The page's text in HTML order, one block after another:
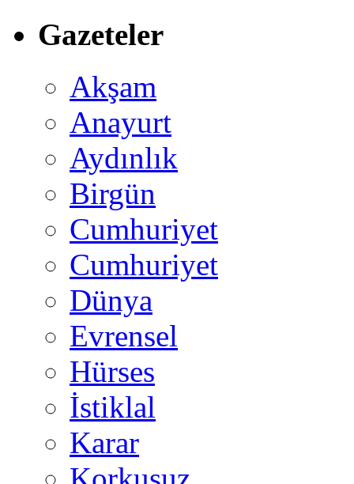
Gazeteler
Akşam
Anayurt
Aydınlık
Birgün
Cumhuriyet
Cumhuriyet
Dünya
Evrensel
Hürses
İstiklal
Karar